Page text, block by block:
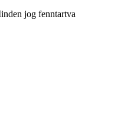
jog fenntartva